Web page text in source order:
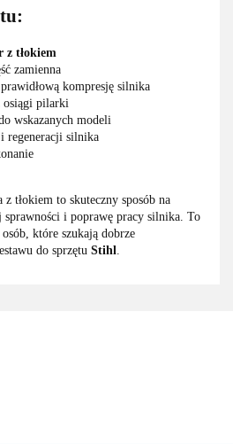
z tłokiem
zamienna
kompresję silnika
osiągi pilarki
wskazanych modeli
regeneracji silnika
tłokiem to skuteczny sposób na
sprawności i poprawę pracy silnika. To
które szukają dobrze
do sprzętu Stihl.